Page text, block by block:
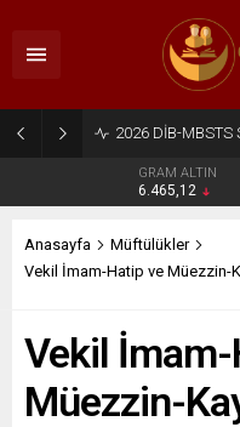
2026 DİB-MBSTS
GRAM ALTIN
6.465,12
Anasayfa
Müftülükler
Vekil İmam-Hatip ve Müezzin-
Vekil
Müezzin-